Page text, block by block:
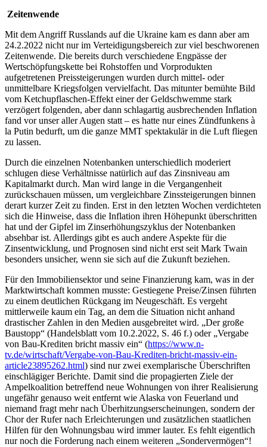
Zeitenwende
Mit dem Angriff Russlands auf die Ukraine kam es dann aber am
24.2.2022 nicht nur im Verteidigungsbereich zur viel beschworenen
Zeitenwende. Die bereits durch verschiedene Engpässe der
Wertschöpfungskette bei Rohstoffen und Vorprodukten
aufgetretenen Preissteigerungen wurden durch mittel- oder
unmittelbare Kriegsfolgen vervielfacht. Das mitunter bemühte Bild
vom Ketchupflaschen-Effekt einer der Geldschwemme stark
verzögert folgenden, aber dann schlagartig ausbrechenden Inflation
fand vor unser aller Augen statt – es hatte nur eines Zündfunkens à
la Putin bedurft, um die ganze MMT spektakulär in die Luft fliegen
zu lassen.
Durch die einzelnen Notenbanken unterschiedlich moderiert
schlugen diese Verhältnisse natürlich auf das Zinsniveau am
Kapitalmarkt durch. Man wird lange in die Vergangenheit
zurückschauen müssen, um vergleichbare Zinssteigerungen binnen
derart kurzer Zeit zu finden. Erst in den letzten Wochen verdichteten
sich die Hinweise, dass die Inflation ihren Höhepunkt überschritten
hat und der Gipfel im Zinserhöhungszyklus der Notenbanken
absehbar ist. Allerdings gibt es auch andere Aspekte für die
Zinsentwicklung, und Prognosen sind nicht erst seit Mark Twain
besonders unsicher, wenn sie sich auf die Zukunft beziehen.
Für den Immobiliensektor und seine Finanzierung kam, was in der
Marktwirtschaft kommen musste: Gestiegene Preise/Zinsen führten
zu einem deutlichen Rückgang im Neugeschäft. Es vergeht
mittlerweile kaum ein Tag, an dem die Situation nicht anhand
drastischer Zahlen in den Medien ausgebreitet wird. „Der große
Baustopp“ (Handelsblatt vom 10.2.2022, S. 46 f.) oder „Vergabe
von Bau-Krediten bricht massiv ein“ (https://www.n-
tv.de/wirtschaft/Vergabe-von-Bau-Krediten-bricht-massiv-ein-
article23895262.html) sind nur zwei exemplarische Überschriften
einschlägiger Berichte. Damit sind die propagierten Ziele der
Ampelkoalition betreffend neue Wohnungen von ihrer Realisierung
ungefähr genauso weit entfernt wie Alaska von Feuerland und
niemand fragt mehr nach Überhitzungserscheinungen, sondern der
Chor der Rufer nach Erleichterungen und zusätzlichen staatlichen
Hilfen für den Wohnungsbau wird immer lauter. Es fehlt eigentlich
nur noch die Forderung nach einem weiteren „Sondervermögen“!